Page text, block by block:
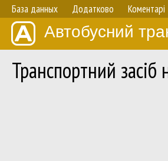
База данных Додатково Коментарі
Автобусний
Транспортний